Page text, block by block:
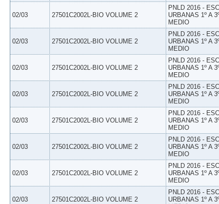
02/03 27501C2002L-BIO VOLUME 2
PNLD 2016 -
URBANAS 1º A
MEDIO
02/03 27501C2002L-BIO VOLUME 2
PNLD 2016 -
URBANAS 1º A
MEDIO
02/03 27501C2002L-BIO VOLUME 2
PNLD 2016 -
URBANAS 1º A
MEDIO
02/03 27501C2002L-BIO VOLUME 2
PNLD 2016 -
URBANAS 1º A
MEDIO
02/03 27501C2002L-BIO VOLUME 2
PNLD 2016 -
URBANAS 1º A
MEDIO
02/03 27501C2002L-BIO VOLUME 2
PNLD 2016 -
URBANAS 1º A
MEDIO
02/03 27501C2002L-BIO VOLUME 2
PNLD 2016 -
URBANAS 1º A
MEDIO
02/03 27501C2002L-BIO VOLUME 2
PNLD 2016 -
URBANAS 1º A